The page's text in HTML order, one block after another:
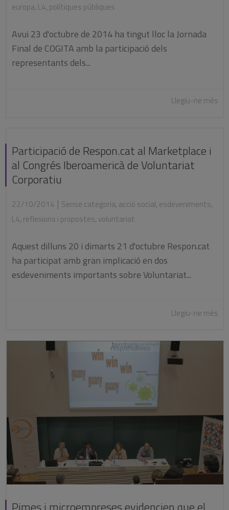
europa, L4, polítiques públiques
Avui 23 d'octubre de 2014 ha tingut lloc la Jornada
Final de COGITA amb la participació dels
representants dels...
Llegiu-ne més
Participació de Respon.cat al Marketplace i
al Congrés Iberoamericà de Voluntariat
Corporatiu
22/10/2014 | Sense categoria, acció social, esdeveniments,
L4, reflexions i propostes, voluntariat
Aquest dilluns 20 i dimarts 21 d'octubre Respon.cat
ha participat amb gran implicació en dos
esdeveniments importants sobre Voluntariat...
Llegiu-ne més